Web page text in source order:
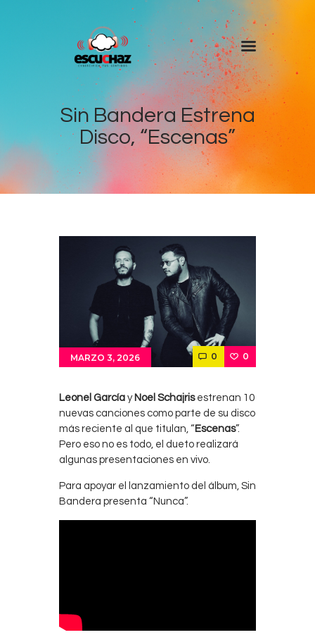
Sin Bandera Estrena
Disco, “Escenas”
Inicio
Programas
DJ’s
Colaboradores
Noticias
MARZO 3, 2026 0 0
Leonel García y Noel Schajrisestrenan 10
nuevas canciones como parte de su disco
más reciente al que titulan, “ Escenas”.
Pero eso no es todo, el dueto realizará
algunas presentaciones en vivo.
Para apoyar el lanzamiento del álbum, Sin
Bandera presenta “Nunca”.